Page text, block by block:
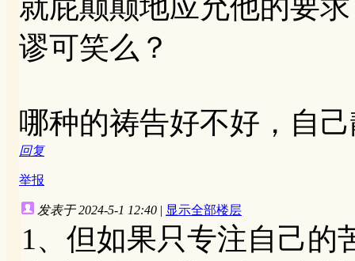
就屁颠颠地应允他的要
谬可笑么？
哪种的祷告好不好，自
回复
举报
发表于 2024-5-1 12:40 | 显示全部楼层
1、但如果只专注自己的